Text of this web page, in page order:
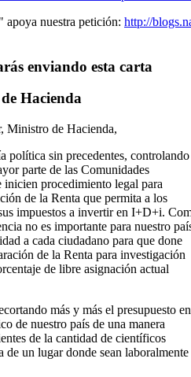
nuestra petición: http://
enviando esta carta
Hacienda
Ministro de Hacienda,
política sin precedentes,
parte de las Comunidades
procedimiento legal para
de la Renta que permita a los
impuestos a invertir en I+D+i.
no es importante para nuestro
a cada ciudadano para que done
de la Renta para investigación
de libre asignación actual
más y más el presupuesto
de nuestro país de una manera
de la cantidad de científicos
de un lugar donde sean laboralmente